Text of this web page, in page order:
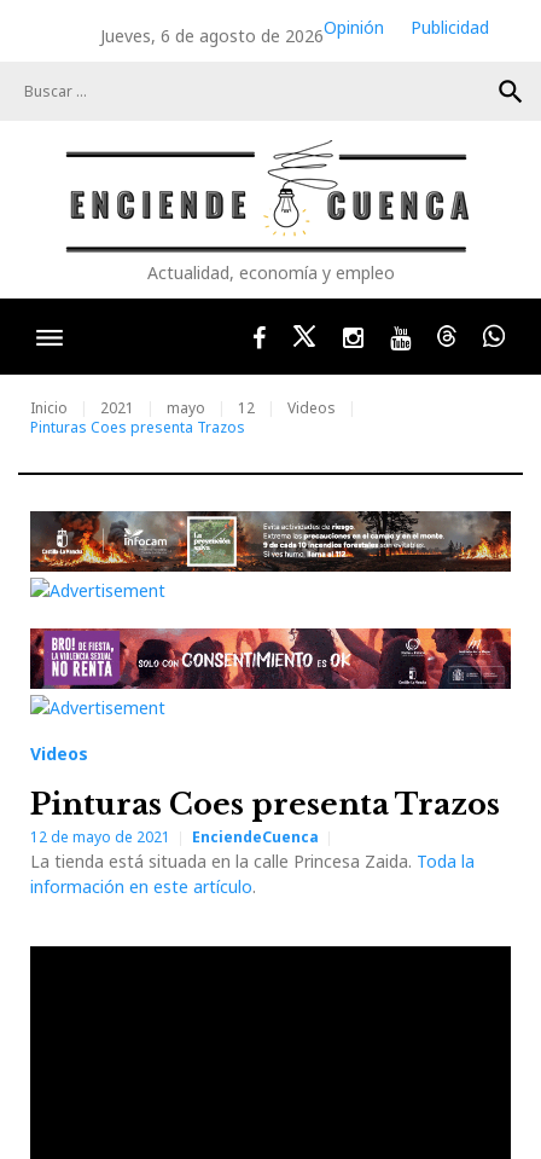
Jueves, 6 de agosto de 2026Opinión
Publicidad
search
Actualidad, economía y empleo
FacebookTwitterInstagram
YoutubeThreads
Inicio 2021 mayo 12
Videos
Pinturas Coes presenta Trazos
Videos
Pinturas Coes presenta Trazos
12 de mayo de 2021 EnciendeCuenca
La tienda está situada en la calle Princesa Zaida. Toda la
información en este artículo.